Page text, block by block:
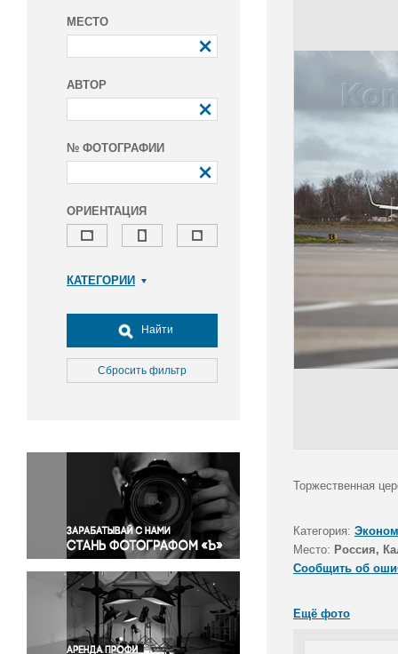
МЕСТО
АВТОР
№ ФОТОГРАФИИ
ОРИЕНТАЦИЯ
КАТЕГОРИИ
Досуг, туризм и отдых
Культура
Медицина
Окружающая среда
Политика
Правосудие
Происшествия и конфликты
Религия
Светская жизнь
Спорт
Экология
Экономика и бизнес
Найти
Сбросить фильтр
Торжественная
Категория:
Место: Россия,
Сообщить об
Ещё фото